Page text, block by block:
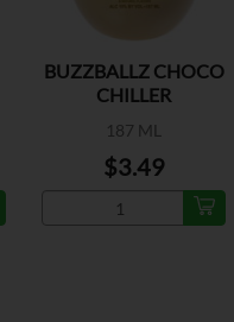
BUZZBALLZ CHOCO
CHILLER
187 ML
$3.49